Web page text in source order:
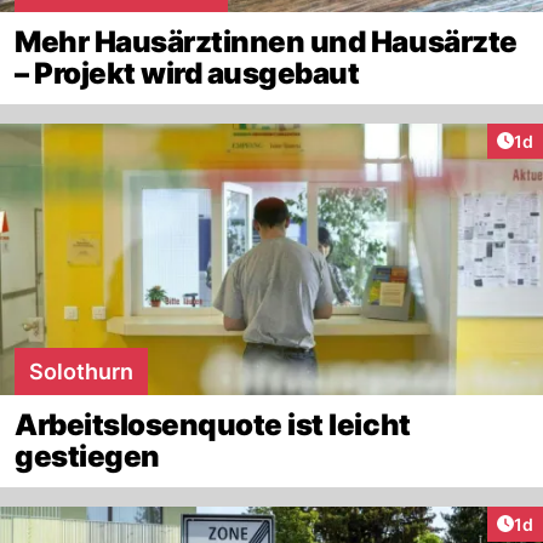
Mehr Hausärztinnen und Hausärzte
– Projekt wird ausgebaut
1d
Solothurn
Arbeitslosenquote ist leicht
gestiegen
1d